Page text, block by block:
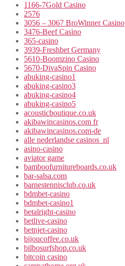
1166-7Gold Casino
2576
3056 – 3067 BroWinner Casino
3476-Beef Casino
365-casino
3939-Freshbet Germany
5610-Boomzino Casino
5670-DivaSpin Casino
abuking-casino1
abuking-casino3
abuking-casino4
abuking-casino5
acousticboutique.co.uk
akibawincasinos.com fr
akibawincasinos.com-de
alle nederlandse casinos_nl
asino-casino
aviator game
bamboofurnitureboards.co.uk
bar-salsa.com
barnestennisclub.co.uk
bdmbet-casino
bdmbet-casino1
betalright-casino
betlive-casino
betnjet-casino
bijoucoffee.co.uk
bilbosurfshop.co.uk
bitcoin casino